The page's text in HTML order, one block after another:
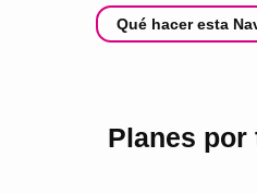
Qué hacer esta
Planes por